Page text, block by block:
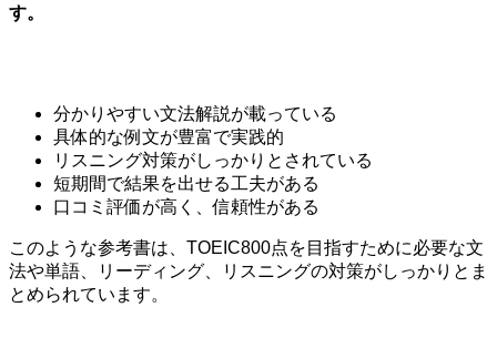
す。
分かりやすい文法解説が載っている
具体的な例文が豊富で実践的
リスニング対策がしっかりとされている
短期間で結果を出せる工夫がある
口コミ評価が高く、信頼性がある
このような参考書は、TOEIC800点を目指すために必要な文
法や単語、リーディング、リスニングの対策がしっかりとま
とめられています。